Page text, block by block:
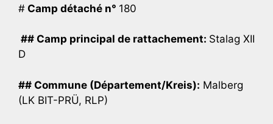
# Camp détaché n° 180
## Camp principal de rattachement: Stalag XII
D
## Commune (Département/Kreis): Malberg
(LK BIT-PRÜ, RLP)